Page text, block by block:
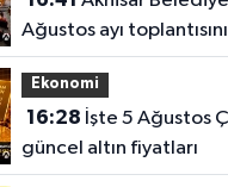
Ağustos ayı toplantısını
gerçekleştirdi
Ekonomi
16:28
güncel altın fiyatları